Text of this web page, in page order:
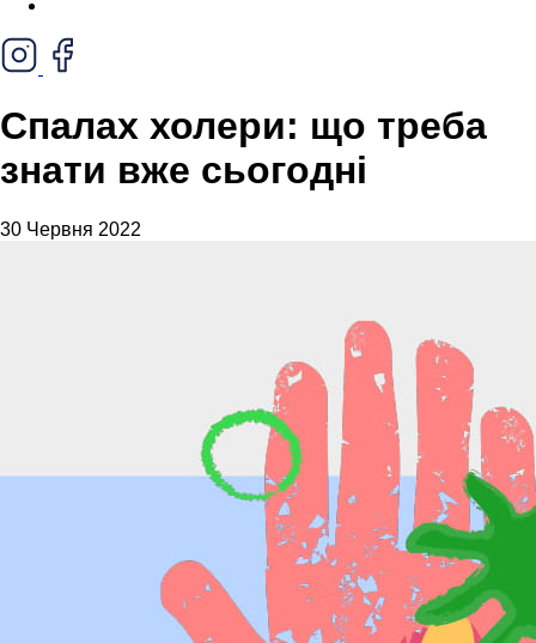
Спалах холери: що треба
знати вже сьогодні
30 Червня 2022